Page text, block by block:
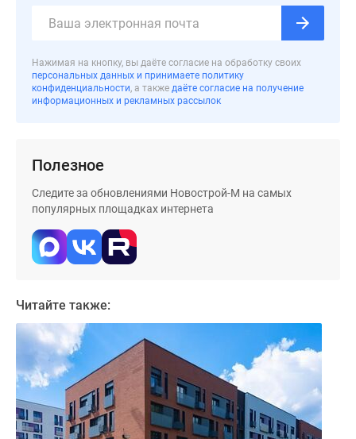
Коттеджные
поселки
Готовые
поселки
коттеджные
поселки
поселки
лесу
Коттеджные
поселки
водоема
Коттеджные
Нажимая на кнопку, вы даёте согласие на обработку своих
персональных данных и принимаете политику
конфиденциальности, а также даёте согласие на получение
информационных и рекламных рассылок
Полезное
Следите за обновлениями Новострой-М на самых
популярных площадках интернета
Читайте также: